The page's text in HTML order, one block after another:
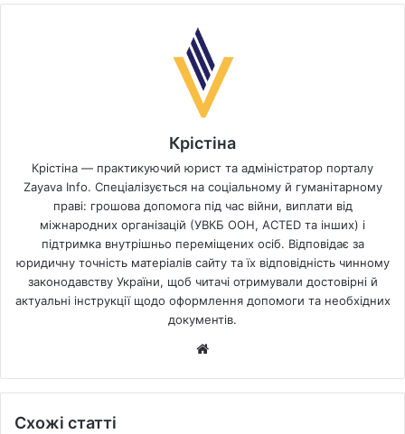
Крістіна
Крістіна — практикуючий юрист та адміністратор порталу
Zayava Info. Спеціалізується на соціальному й гуманітарному
праві: грошова допомога під час війни, виплати від
міжнародних організацій (УВКБ ООН, ACTED та інших) і
підтримка внутрішньо переміщених осіб. Відповідає за
юридичну точність матеріалів сайту та їх відповідність чинному
законодавству України, щоб читачі отримували достовірні й
актуальні інструкції щодо оформлення допомоги та необхідних
документів.
Схожі статті